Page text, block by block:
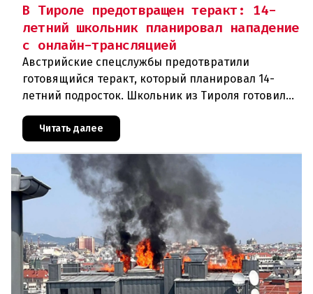
В Тироле предотвращен теракт: 14-
летний школьник планировал нападение
с онлайн-трансляцией
Австрийские спецслужбы предотвратили
готовящийся теракт, который планировал 14-
летний подросток. Школьник из Тироля готовил
намеревался транслировать свои действи
Читать далее